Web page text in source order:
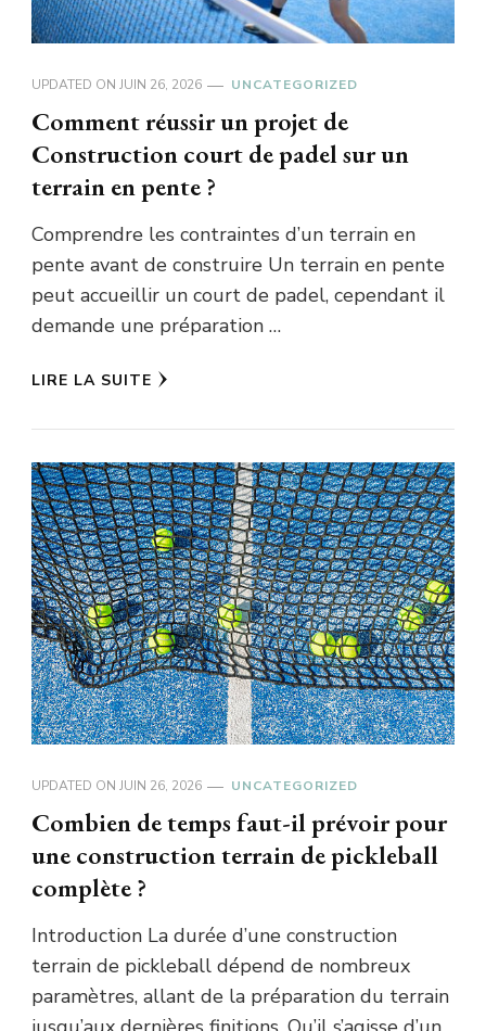
UPDATED ON JUIN 26, 2026 UNCATEGORIZED
Comment réussir un projet de
Construction court de padel sur un
terrain en pente ?
Comprendre les contraintes d’un terrain en
pente avant de construire Un terrain en pente
peut accueillir un court de padel, cependant il
demande une préparation …
LIRE LA SUITE
UPDATED ON JUIN 26, 2026 UNCATEGORIZED
Combien de temps faut-il prévoir pour
une construction terrain de pickleball
complète ?
Introduction La durée d’une construction
terrain de pickleball dépend de nombreux
paramètres, allant de la préparation du terrain